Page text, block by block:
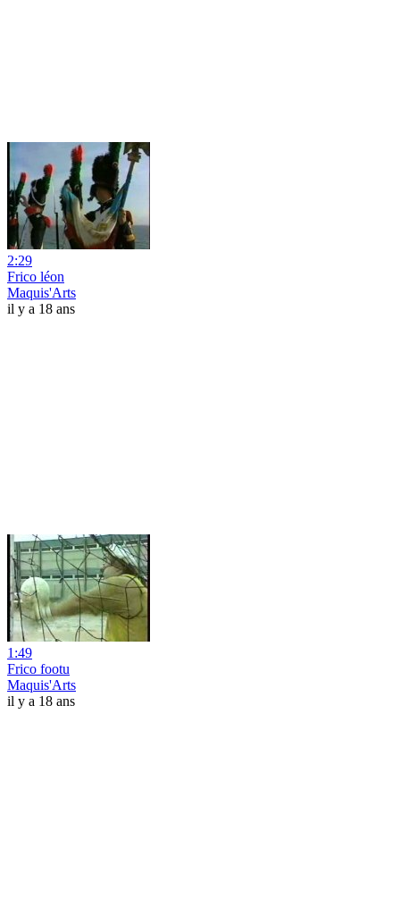
2:29
Frico léon
Maquis'Arts
il y a 18 ans
1:49
Frico footu
Maquis'Arts
il y a 18 ans